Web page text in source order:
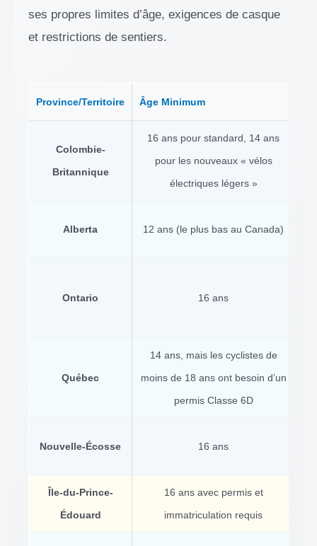
ses propres limites d’âge, exigences de casque
et restrictions de sentiers.
Province/Territoire Âge Minimum
Colombie-
Britannique
16 ans pour standard, 14 ans
pour les nouveaux « vélos
électriques légers »
Alberta 12 ans (le plus bas au Canada)
Ontario 16 ans
Québec
14 ans, mais les cyclistes de
moins de 18 ans ont besoin d’un
permis Classe 6D
Nouvelle-Écosse 16 ans
Île-du-Prince-
Édouard
16 ans avec permis et
immatriculation requis